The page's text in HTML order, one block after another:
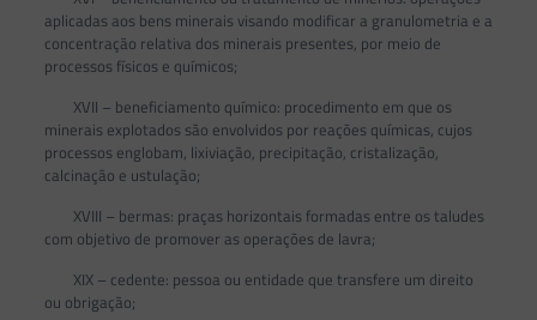
aplicadas aos bens minerais visando modificar a granulometria e a
concentração relativa dos minerais presentes, por meio de
processos físicos e químicos;
XVII – beneficiamento químico: procedimento em que os
minerais explotados são envolvidos por reações químicas, cujos
processos englobam, lixiviação, precipitação, cristalização,
calcinação e ustulação;
XVIII – bermas: praças horizontais formadas entre os taludes
com objetivo de promover as operações de lavra;
XIX – cedente: pessoa ou entidade que transfere um direito
ou obrigação;